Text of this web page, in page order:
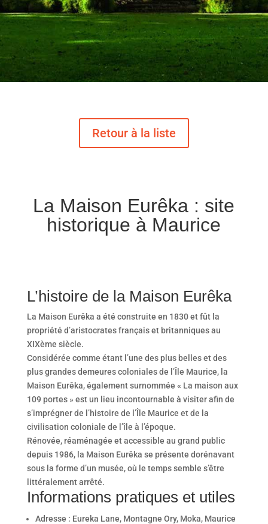
La Maison Eurêka : site
historique à Maurice
L’histoire de la Maison Eurêka
La Maison Eurêka a été construite en 1830 et fût la
propriété d’aristocrates français et britanniques au
XIXème siècle.
Considérée comme étant l’une des plus belles et des
plus grandes demeures coloniales de l’Île Maurice, la
Maison Eurêka, également surnommée « La maison aux
109 portes » est un lieu incontournable à visiter afin de
s’imprégner de l’histoire de l’Île Maurice et de la
civilisation coloniale de l’île à l’époque.
Rénovée, réaménagée et accessible au grand public
depuis 1986, la Maison Eurêka se présente dorénavant
sous la forme d’un musée, où le temps semble s’être
littéralement arrêté.
Informations pratiques et utiles
Adresse : Eureka Lane, Montagne Ory, Moka, Maurice